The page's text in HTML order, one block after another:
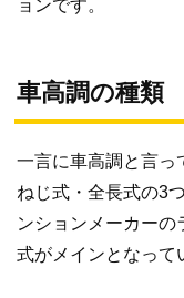
ョンです。
車高調の種類
一言に車高調と言っ
ねじ式・全長式の3
ンションメーカー
式がメインとなって